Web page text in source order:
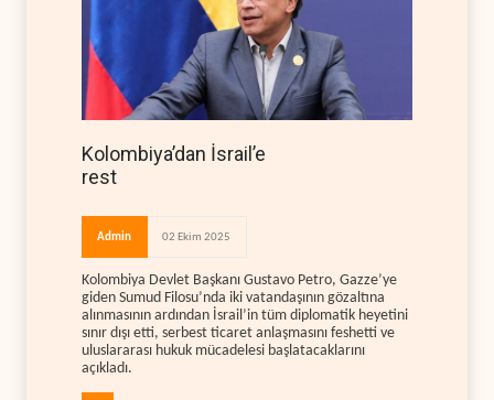
Kolombiya’dan İsrail’e
rest
Admin 02 Ekim 2025
Kolombiya Devlet Başkanı Gustavo Petro, Gazze’ye
giden Sumud Filosu’nda iki vatandaşının gözaltına
alınmasının ardından İsrail’in tüm diplomatik heyetini
sınır dışı etti, serbest ticaret anlaşmasını feshetti ve
uluslararası hukuk mücadelesi başlatacaklarını
açıkladı.